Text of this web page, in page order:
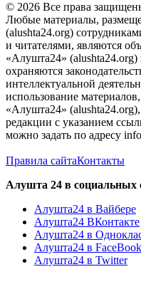
© 2026 Все права
Любые материалы,
(alushta24.org)
и читателями, являются
«Алушта24»
охраняются
интеллектуальной
использование
«Алушта24» (alushta24.org),
редакции с указанием
можно задать по адресу
Правила сайтаКонтакты
Алушта 24 в социальных
Алушта24 в Вайбере
Алушта24 ВКонтакте
Алушта24 в
Алушта24 в FaceBook
Алушта24 в Twitter